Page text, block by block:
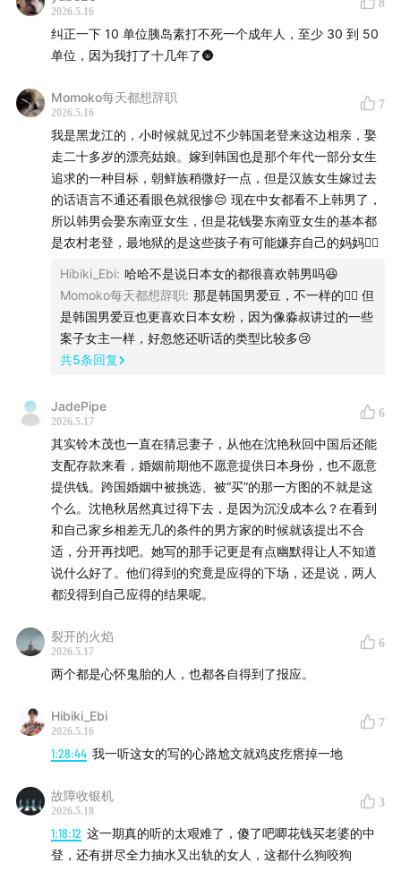
2026.5.16
8
纠正一下 10 单位胰岛素打不死一个成年人，至少 30 到 50
单位，因为我打了十几年了🌚
Momoko每天都想辞职
2026.5.16
7
我是黑龙江的，小时候就见过不少韩国老登来这边相亲，娶
走二十多岁的漂亮姑娘。嫁到韩国也是那个年代一部分女生
追求的一种目标，朝鲜族稍微好一点，但是汉族女生嫁过去
的话语言不通还看眼色就很惨😔 现在中女都看不上韩男了，
所以韩男会娶东南亚女生，但是花钱娶东南亚女生的基本都
是农村老登，最地狱的是这些孩子有可能嫌弃自己的妈妈🤦‍♀️
Hibiki_Ebi: 哈哈不是说日本女的都很喜欢韩男吗😆
Momoko每天都想辞职: 那是韩国男爱豆，不一样的🤦‍♀️ 但
是韩国男爱豆也更喜欢日本女粉，因为像淼叔讲过的一些
案子女主一样，好忽悠还听话的类型比较多😢
共5条回复
JadePipe
2026.5.17
6
其实铃木茂也一直在猜忌妻子，从他在沈艳秋回中国后还能
支配存款来看，婚姻前期他不愿意提供日本身份，也不愿意
提供钱。跨国婚姻中被挑选、被“买”的那一方图的不就是这
个么。沈艳秋居然真过得下去，是因为沉没成本么？在看到
和自己家乡相差无几的条件的男方家的时候就该提出不合
适，分开再找吧。她写的那手记更是有点幽默得让人不知道
说什么好了。他们得到的究竟是应得的下场，还是说，两人
都没得到自己应得的结果呢。
裂开的火焰
2026.5.17
6
两个都是心怀鬼胎的人，也都各自得到了报应。
Hibiki_Ebi
2026.5.16
7
1:28:44 我一听这女的写的心路尬文就鸡皮疙瘩掉一地
故障收银机
2026.5.18
3
1:18:12 这一期真的听的太艰难了，傻了吧唧花钱买老婆的中
登，还有拼尽全力抽水又出轨的女人，这都什么狗咬狗